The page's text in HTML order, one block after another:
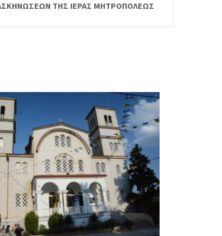
ΤΗΣ ΙΕΡΑΣ ΜΗΤΡΟΠΟΛΕΩΣ